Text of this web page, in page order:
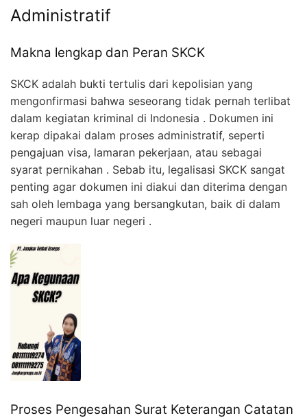
Administratif
Makna lengkap dan Peran SKCK
SKCK adalah bukti tertulis dari kepolisian yang
mengonfirmasi bahwa seseorang tidak pernah terlibat
dalam kegiatan kriminal di Indonesia . Dokumen ini
kerap dipakai dalam proses administratif, seperti
pengajuan visa, lamaran pekerjaan, atau sebagai
syarat pernikahan . Sebab itu, legalisasi SKCK sangat
penting agar dokumen ini diakui dan diterima dengan
sah oleh lembaga yang bersangkutan, baik di dalam
negeri maupun luar negeri .
Proses Pengesahan Surat Keterangan Catatan